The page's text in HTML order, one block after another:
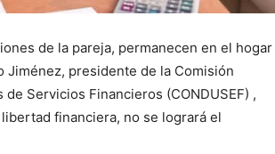
de la pareja, permanecen en el hogar
Jiménez, presidente de la Comisión
Servicios Financieros (CONDUSEF) ,
financiera, no se logrará el